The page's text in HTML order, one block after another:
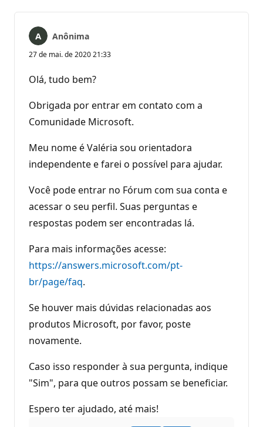
Anônima
27 de mai. de 2020 21:33
Olá, tudo bem?
Obrigada por entrar em contato com a
Comunidade Microsoft.
Meu nome é Valéria sou orientadora
independente e farei o possível para ajudar.
Você pode entrar no Fórum com sua conta e
acessar o seu perfil. Suas perguntas e
respostas podem ser encontradas lá.
Para mais informações acesse:
https://answers.microsoft.com/pt-
br/page/faq.
Se houver mais dúvidas relacionadas aos
produtos Microsoft, por favor, poste
novamente.
Caso isso responder à sua pergunta, indique
"Sim", para que outros possam se beneficiar.
Espero ter ajudado, até mais!